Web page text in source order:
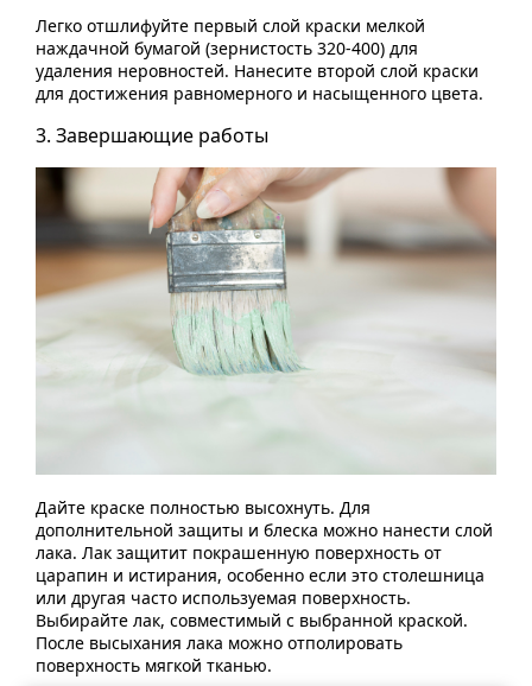
Легко отшлифуйте первый слой краски мелкой
наждачной бумагой (зернистость 320-400) для
удаления неровностей. Нанесите второй слой краски
для достижения равномерного и насыщенного цвета.
3. Завершающие работы
Дайте краске полностью высохнуть. Для
дополнительной защиты и блеска можно нанести слой
лака. Лак защитит покрашенную поверхность от
царапин и истирания, особенно если это столешница
или другая часто используемая поверхность.
Выбирайте лак, совместимый с выбранной краской.
После высыхания лака можно отполировать
поверхность мягкой тканью.